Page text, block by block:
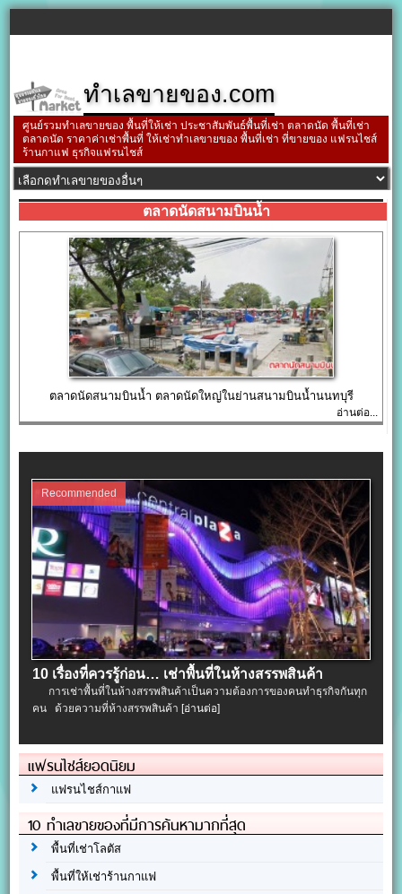
ทำเลขายของ.com
ศูนย์รวมทำเลขายของ พื้นที่ให้เช่า ประชาสัมพันธ์พื้นที่เช่า ตลาดนัด พื้นที่เช่า
ตลาดนัด ราคาค่าเช่าพื้นที่ ให้เช่าทำเลขายของ พื้นที่เช่า ที่ขายของ แฟรนไชส์
ร้านกาแฟ ธุรกิจแฟรนไชส์
ตลาดนัดสนามบินน้ำ
ตลาดนัดสนามบินน้ำ ตลาดนัดใหญ่ในย่านสนามบินน้ำนนทบุรี
อ่านต่อ...
Recommended
10 เรื่องที่ควรรู้ก่อน… เช่าพื้นที่ในห้างสรรพสินค้า
การเช่าพื้นที่ในห้างสรรพสินค้าเป็นความต้องการของคนทำธุรกิจกันทุก
คน ด้วยความที่ห้างสรรพสินค้า[อ่านต่อ]
แฟรนไชส์ยอดนิยม
แฟรนไชส์กาแฟ
10 ทำเลขายของที่มีการค้นหามากที่สุด
พื้นที่เช่าโลตัส
พื้นที่ให้เช่าร้านกาแฟ